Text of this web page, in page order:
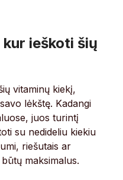
ieškoti šių
vitaminų kiekį,
lėkštę. Kadangi
juos turintį
su nedideliu kiekiu
riešutais ar
maksimalus.